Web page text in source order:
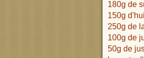
180g de
150g
250g de
100g de
50g de